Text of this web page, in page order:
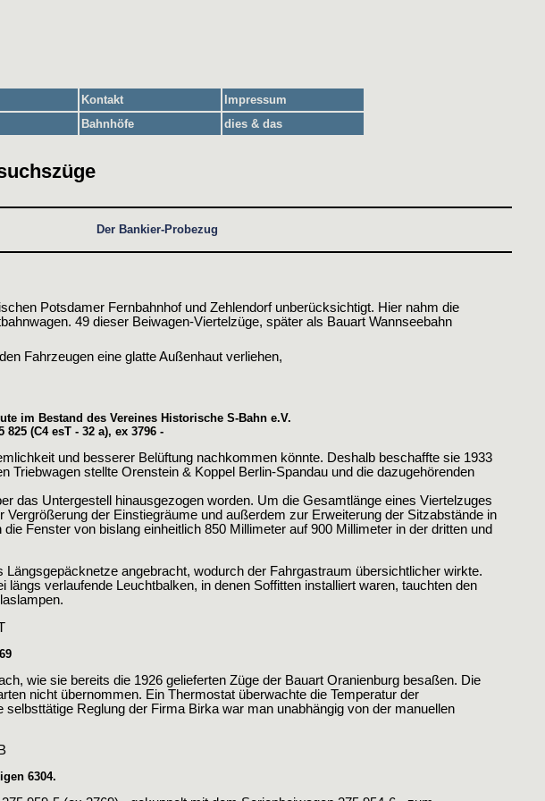
Kontakt
Impressum
Bahnhöfe dies & das
Der Bankier-Probezug
Potsdamer Fernbahnhof und Zehlendorf unberücksichtigt. Hier nahm die
49 dieser Beiwagen-Viertelzüge, später als Bauart Wannseebahn
Fahrzeugen eine glatte Außenhaut verliehen,
im Bestand des Vereines Historische S-Bahn e.V.
825 (C4 esT - 32 a), ex 3796 -
und besserer Belüftung nachkommen könnte. Deshalb beschaffte sie 1933
stellte Orenstein & Koppel Berlin-Spandau und die dazugehörenden
das Untergestell hinausgezogen worden. Um die Gesamtlänge eines Viertelzuges
der Einstiegräume und außerdem zur Erweiterung der Sitzabstände in
Fenster von bislang einheitlich 850 Millimeter auf 900 Millimeter in der dritten und
angebracht, wodurch der Fahrgastraum übersichtlicher wirkte.
verlaufende Leuchtbalken, in denen Soffitten installiert waren, tauchten den
wie sie bereits die 1926 gelieferten Züge der Bauart Oranienburg besaßen. Die
nicht übernommen. Ein Thermostat überwachte die Temperatur der
Reglung der Firma Birka war man unabhängig von der manuellen
6304.